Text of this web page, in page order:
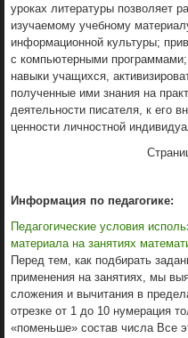
уроках литературы позволяет
изучаемому учебному
информационной культуры;
с компьютерными
навыки учащихся,
полученные ими знания на
деятельности писателя, к его
ценности личностной
Информация по педагогике:
Педагогические условия
материала на занятиях
Перед тем, как подбирать
применения на занятиях, мы
сложения и вычитания в
отрезке от 1 до 10 нумерация
«поменьше» состав числа Все